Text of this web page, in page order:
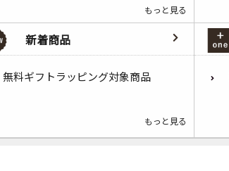
もっと見る
新着商品
無料ギフトラッピング対象商品
もっと見る